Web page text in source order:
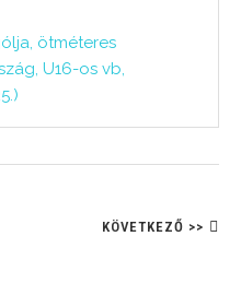
ötméteres
U16-os vb,
KÖVETKEZŐ >>